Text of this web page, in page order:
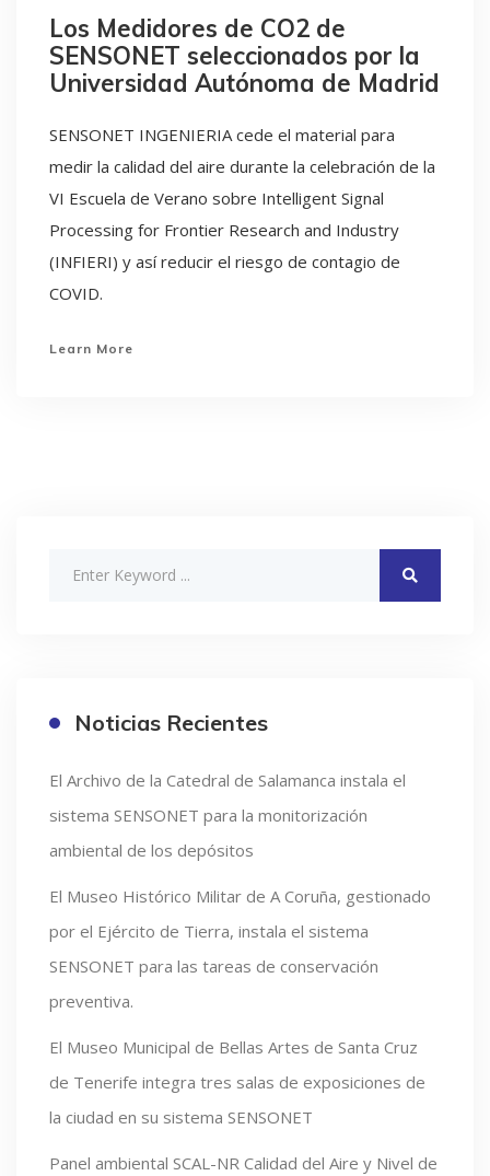
Los Medidores de CO2 de
SENSONET seleccionados por la
Universidad Autónoma de Madrid
SENSONET INGENIERIA cede el material para
medir la calidad del aire durante la celebración de la
VI Escuela de Verano sobre Intelligent Signal
Processing for Frontier Research and Industry
(INFIERI) y así reducir el riesgo de contagio de
COVID.
Learn More
Noticias Recientes
El Archivo de la Catedral de Salamanca instala el
sistema SENSONET para la monitorización
ambiental de los depósitos
El Museo Histórico Militar de A Coruña, gestionado
por el Ejército de Tierra, instala el sistema
SENSONET para las tareas de conservación
preventiva.
El Museo Municipal de Bellas Artes de Santa Cruz
de Tenerife integra tres salas de exposiciones de
la ciudad en su sistema SENSONET
Panel ambiental SCAL-NR Calidad del Aire y Nivel de